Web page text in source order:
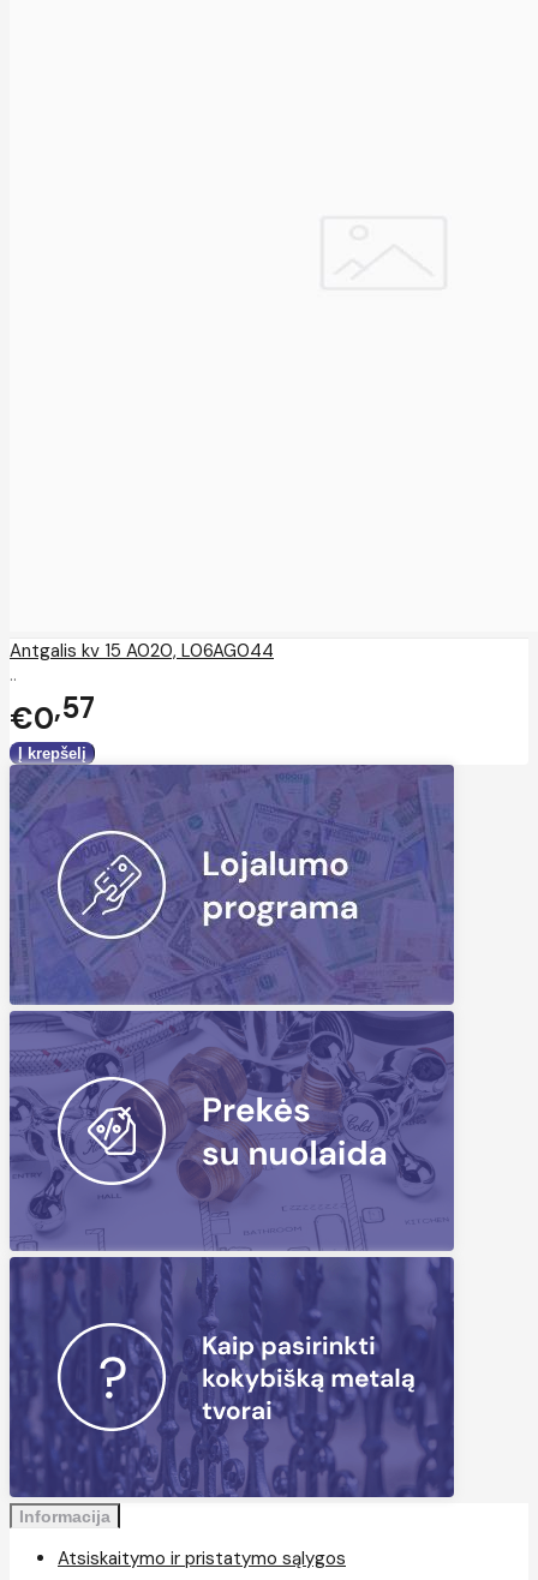
Antgalis kv 15 A020, L06AG044
..
€0 57
Informacija
Atsiskaitymo ir pristatymo sąlygos